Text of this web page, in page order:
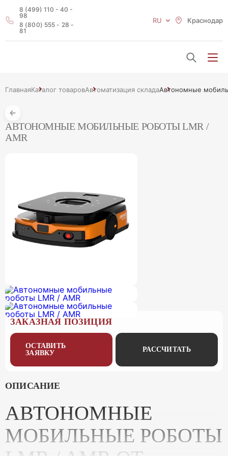
8 (499) 110 - 40 -
98
8 (800) 555 - 28 -
81
Краснодар
RU
ГлавнаяКаталог товаровАвтоматизация складаАвтономные
АВТОНОМНЫЕ МОБИЛЬНЫЕ РОБОТЫ LMR /
AMR
ЗАКАЗНАЯ ПОЗИЦИЯ
ОСТАВИТЬ
ЗАЯВКУ
РАССЧИТАТЬ
ОПИСАНИЕ
АВТОНОМНЫЕ
МОБИЛЬНЫЕ РОБОТЫ